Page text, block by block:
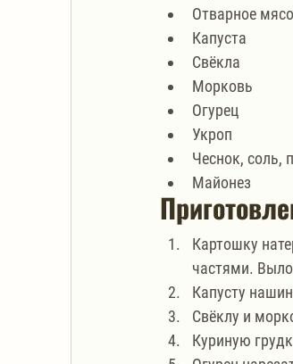
Отварное
Капуста
Свёкла
Морковь
Огурец
Укроп
Чеснок, соль,
Майонез
Картошку
частями.
Капусту
Свёклу и
Куриную